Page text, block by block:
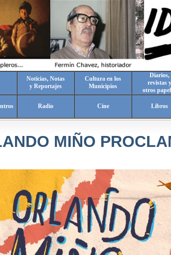
Noticias, Notas
y Reportajes
Cultura en los
Municipios
Diarios,
revistas y
otros
Radio Cine Libros
MIÑO